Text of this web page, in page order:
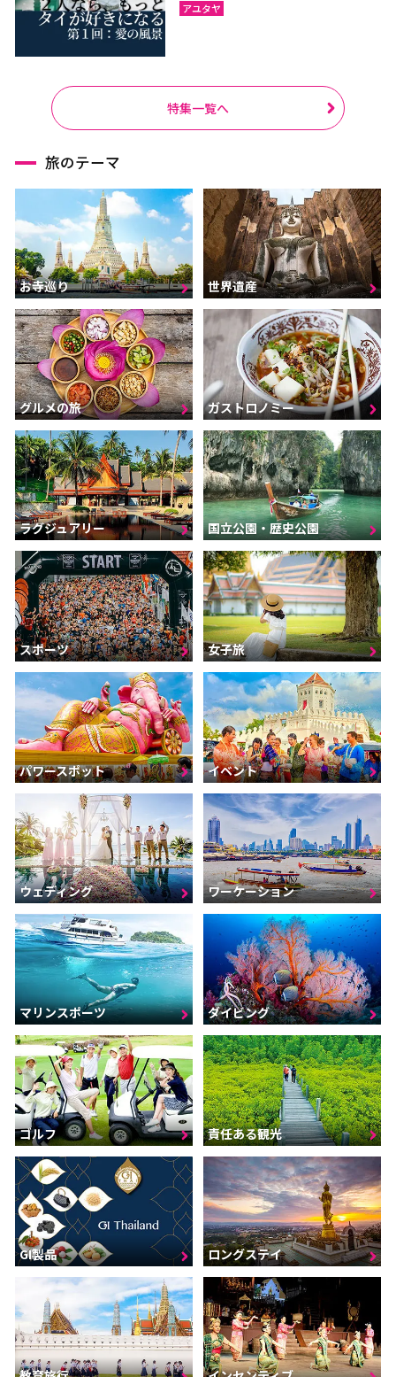
アユタヤ
特集一覧へ
旅のテーマ
お寺巡り 世界遺産
グルメの旅 ガストロノミー
ラグジュアリー 国立公園・歴史公園
スポーツ 女子旅
パワースポット イベント
ウェディング ワーケーション
マリンスポーツ ダイビング
ゴルフ 責任ある観光
GI製品 ロングステイ